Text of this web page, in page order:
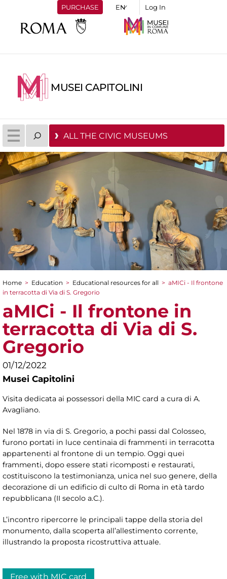
PURCHASE Log In
MUSEI CAPITOLINI
ALL THE CIVIC MUSEUMS
You are here
Home > Education > Educational resources for all > aMICi - Il frontone
in terracotta di Via di S. Gregorio
aMICi - Il frontone in
terracotta di Via di S.
Gregorio
01/12/2022
Musei Capitolini
Visita dedicata ai possessori della MIC card a cura di A.
Avagliano.
Nel 1878 in via di S. Gregorio, a pochi passi dal Colosseo,
furono portati in luce centinaia di frammenti in terracotta
appartenenti al frontone di un tempio. Oggi quei
frammenti, dopo essere stati ricomposti e restaurati,
costituiscono la testimonianza, unica nel suo genere, della
decorazione di un edificio di culto di Roma in età tardo
repubblicana (II secolo a.C.).
L’incontro ripercorre le principali tappe della storia del
monumento, dalla scoperta all’allestimento corrente,
illustrando la proposta ricostruttiva attuale.
Free with MIC card